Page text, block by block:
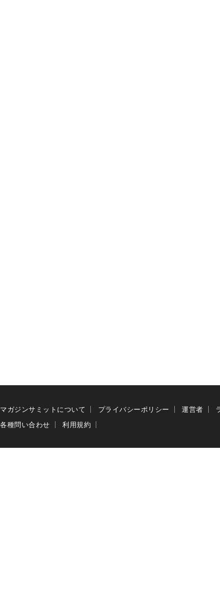
マガジンサミットについて プライバシーポリシー 運営者
各種問い合わせ
利用規約